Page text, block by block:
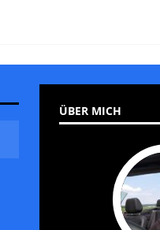
ÜBER MICH